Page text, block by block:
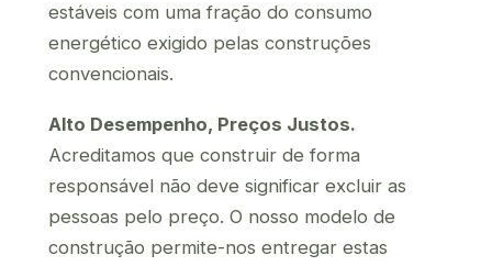
estáveis com uma fração do consumo
energético exigido pelas construções
convencionais.
Alto Desempenho, Preços Justos.
Acreditamos que construir de forma
responsável não deve significar excluir as
pessoas pelo preço. O nosso modelo de
construção permite-nos entregar estas